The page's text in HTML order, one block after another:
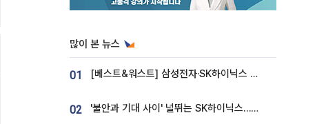
많이 본 뉴스
01 [베스트&워스트] 삼성전자·SK하이닉스 밀린 한 주…상상인증권은 85% 급등
02 '불안과 기대 사이' 널뛰는 SK하이닉스…증권가 "HBM4·LTA 기반 펀터멘털 견고"